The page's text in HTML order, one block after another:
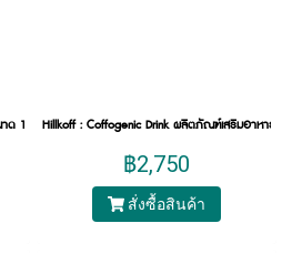
าด 1 กล่องใหญ่ (6 ขวด)
Hillkoff : Coffogenic Drink ผลิตภัณฑ์เสริมอาหา
฿2,750
สั่งซื้อสินค้า